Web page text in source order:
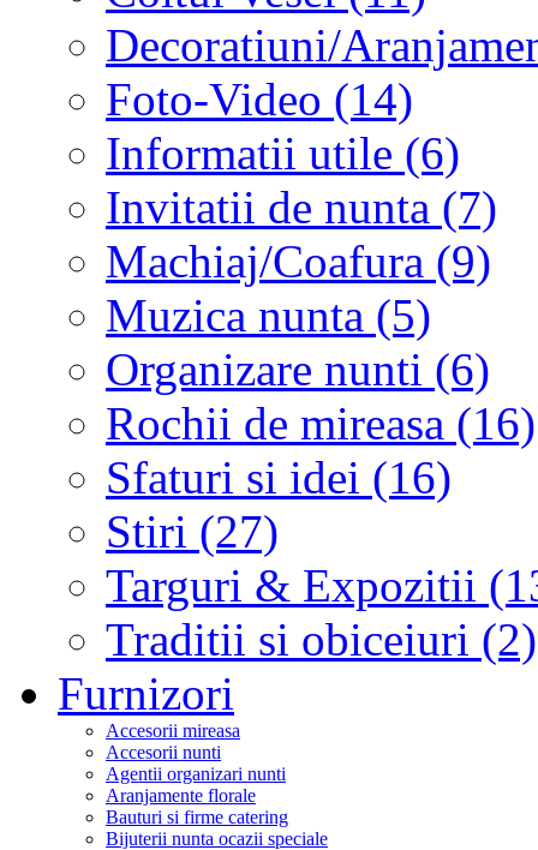
Decoratiuni/
Foto-Video (14)
Informatii utile (6)
Invitatii de nunta (7)
Machiaj/Coafura (9)
Muzica nunta (5)
Organizare nunti (6)
Rochii de mireasa (16)
Sfaturi si idei (16)
Stiri (27)
Targuri & Expozitii
Traditii si obiceiuri (2)
Furnizori
Accesorii mireasa
Accesorii nunti
Agentii organizari nunti
Aranjamente florale
Bauturi si firme catering
Bijuterii nunta ocazii speciale